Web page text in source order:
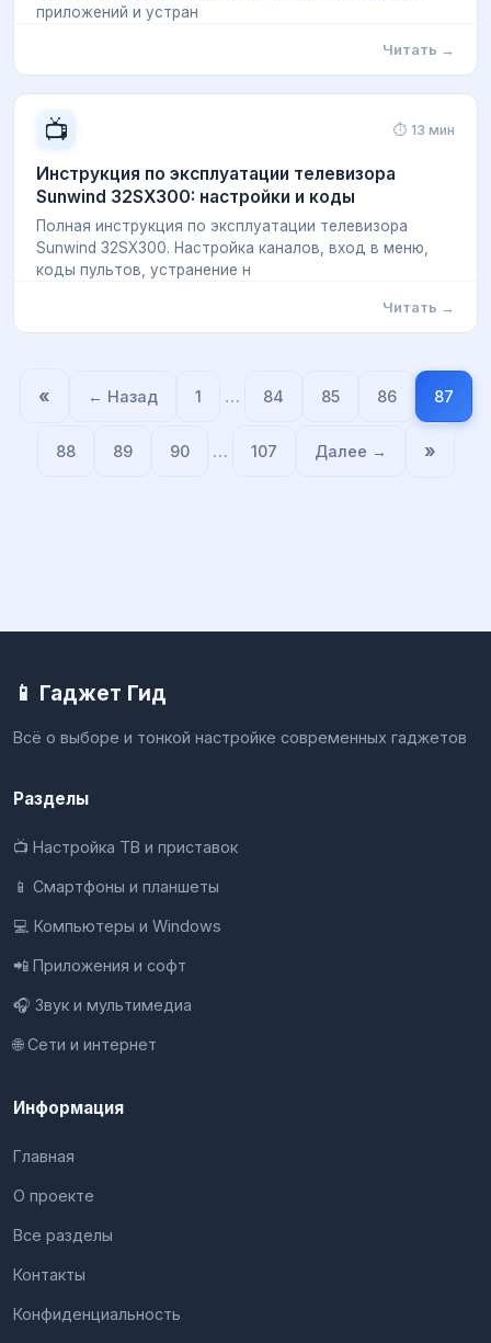
приложений и устран
Читать →
📺 ⏱ 13 мин
Инструкция по эксплуатации телевизора
Sunwind 32SX300: настройки и коды
Полная инструкция по эксплуатации телевизора
Sunwind 32SX300. Настройка каналов, вход в меню,
коды пультов, устранение н
Читать →
« ← Назад 1 … 84 85 86 87
88 89 90 … 107 Далее → »
📱 Гаджет Гид
Всё о выборе и тонкой настройке современных гаджетов
Разделы
📺 Настройка ТВ и приставок
📱 Смартфоны и планшеты
💻 Компьютеры и Windows
📲 Приложения и софт
🎧 Звук и мультимедиа
🌐 Сети и интернет
Информация
Главная
О проекте
Все разделы
Контакты
Конфиденциальность